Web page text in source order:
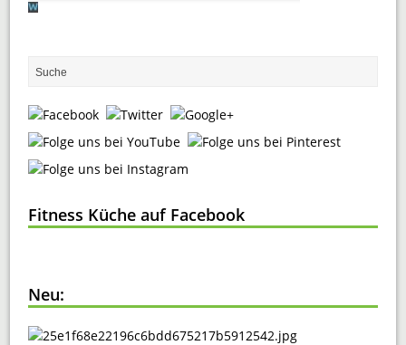
Fitness Küche auf Facebook
Neu: